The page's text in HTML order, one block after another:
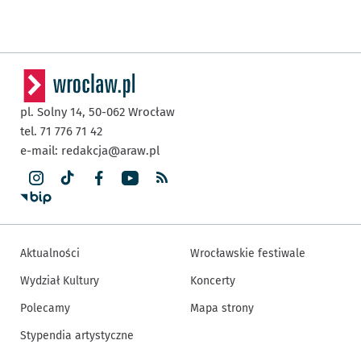
pl. Solny 14, 50-062 Wrocław
tel. 71 776 71 42
e-mail: redakcja@araw.pl
Aktualności
Wydział Kultury
Polecamy
Stypendia artystyczne
Wrocławskie festiwale
Koncerty
Mapa strony